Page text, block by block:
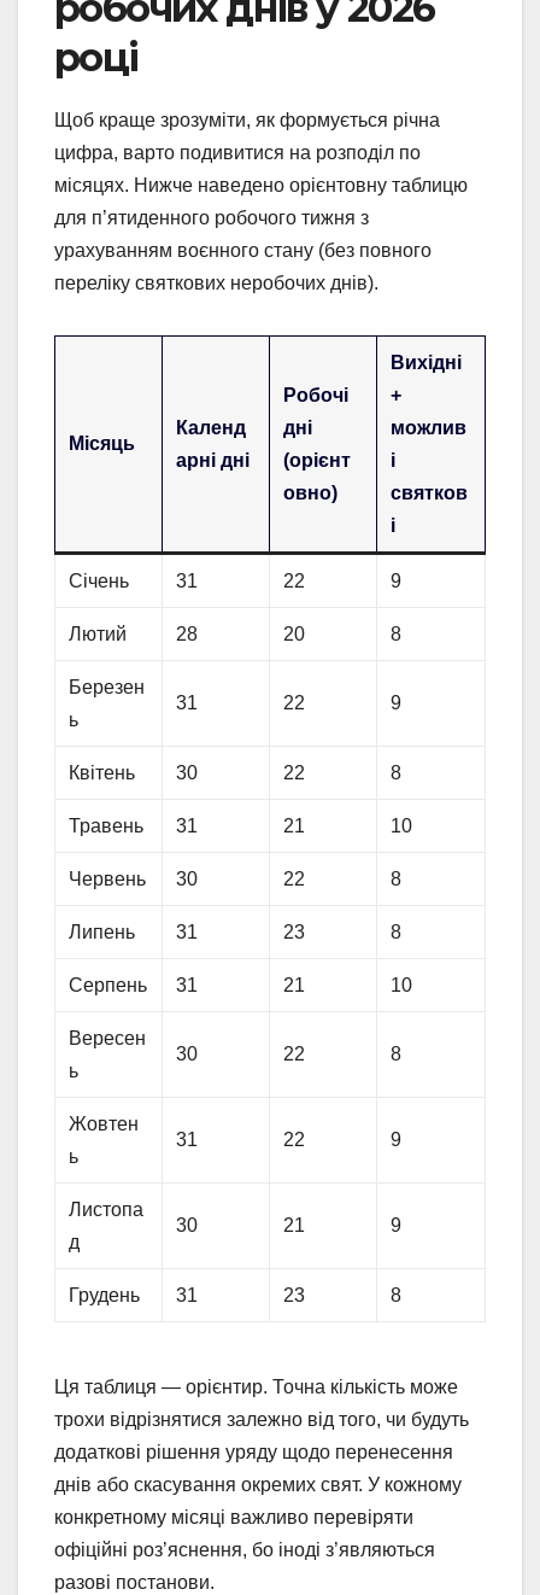
році
Щоб краще зрозуміти, як формується річна
цифра, варто подивитися на розподіл по
місяцях. Нижче наведено орієнтовну таблицю
для п’ятиденного робочого тижня з
урахуванням воєнного стану (без повного
переліку святкових неробочих днів).
Місяць
Календ
арні дні
Робочі
дні
(орієнт
овно)
Вихідні
+
можлив
і
святков
і
Січень 31 22 9
Лютий 28 20 8
Березен
ь
31 22 9
Квітень 30 22 8
Травень 31 21 10
Червень 30 22 8
Липень 31 23 8
Серпень 31 21 10
Вересен
ь
30 22 8
Жовтен
ь
31 22 9
Листопа
д
30 21 9
Грудень 31 23 8
Ця таблиця — орієнтир. Точна кількість може
трохи відрізнятися залежно від того, чи будуть
додаткові рішення уряду щодо перенесення
днів або скасування окремих свят. У кожному
конкретному місяці важливо перевіряти
офіційні роз’яснення, бо іноді з’являються
разові постанови.